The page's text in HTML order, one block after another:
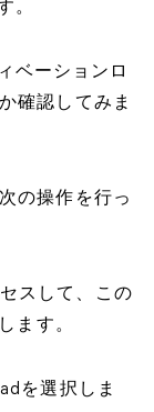
。
ベーションロ
確認してみま
の操作を行っ
スして、この
ます。
を選択しま